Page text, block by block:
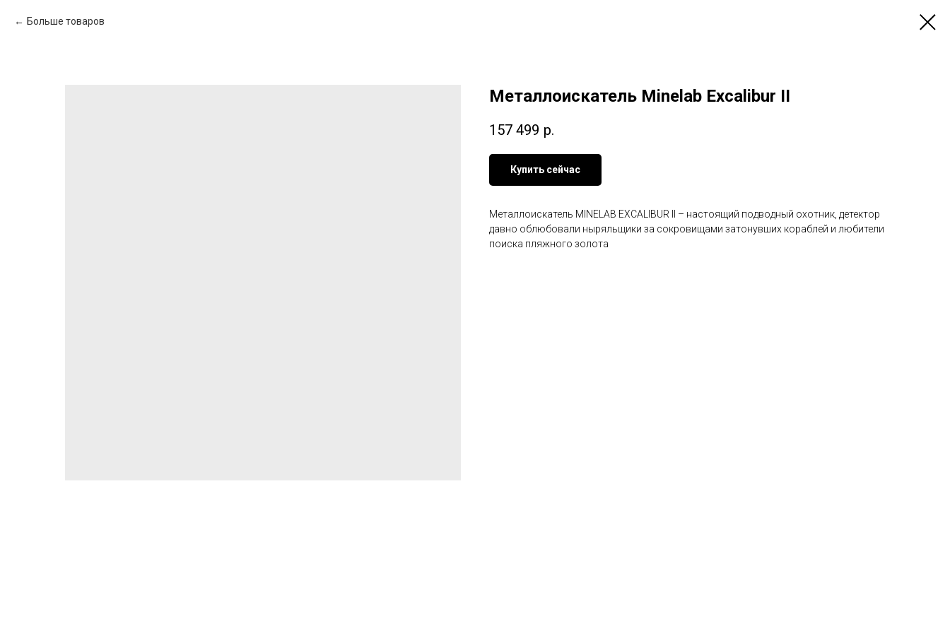
Больше товаров
Металлоискатель Minelab Excalibur II
157 499 р.
Купить сейчас
Металлоискатель MINELAB EXCALIBUR II – настоящий подводный охотник, детектор
давно облюбовали ныряльщики за сокровищами затонувших кораблей и любители
поиска пляжного золота